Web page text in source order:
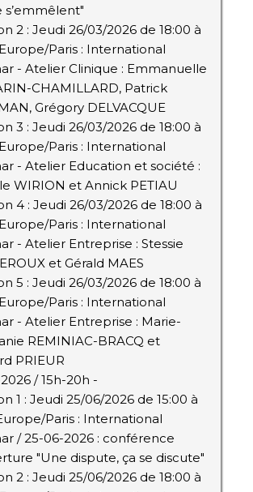
s’emmêlent"
2 : Jeudi 26/03/2026 de 18:00 à
Paris : International
- Atelier Clinique : Emmanuelle
CHAMILLARD, Patrick
Grégory DELVACQUE
3 : Jeudi 26/03/2026 de 18:00 à
Paris : International
- Atelier Education et société :
WIRION et Annick PETIAU
4 : Jeudi 26/03/2026 de 18:00 à
Paris : International
- Atelier Entreprise : Stessie
et Gérald MAES
5 : Jeudi 26/03/2026 de 18:00 à
Paris : International
- Atelier Entreprise : Marie-
REMINIAC-BRACQ et
PRIEUR
/ 15h-20h -
1 : Jeudi 25/06/2026 de 15:00 à
Paris : International
/ 25-06-2026 : conférence
"Une dispute, ça se discute"
2 : Jeudi 25/06/2026 de 18:00 à